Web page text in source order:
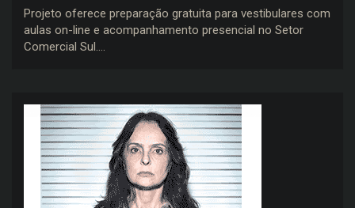
Projeto oferece preparação gratuita para vestibulares com
aulas on-line e acompanhamento presencial no Setor
Comercial Sul.…